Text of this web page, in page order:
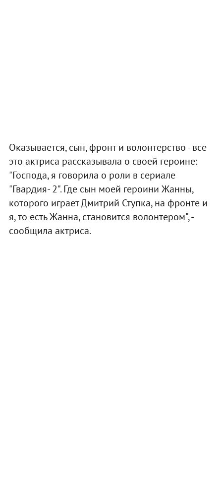
Оказывается, сын, фронт и волонтерство - все
это актриса рассказывала о своей героине:
"Господа, я говорила о роли в сериале
"Гвардия- 2". Где сын моей героини Жанны,
которого играет Дмитрий Ступка, на фронте и
я, то есть Жанна, становится волонтером", -
сообщила актриса.